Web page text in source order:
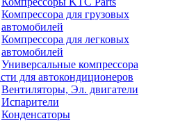
Компрессора для грузовых
автомобилей
Компрессора для легковых
автомобилей
Универсальные компрессора
для автокондиционеров
Вентиляторы, Эл. двигатели
Испарители
Конденсаторы